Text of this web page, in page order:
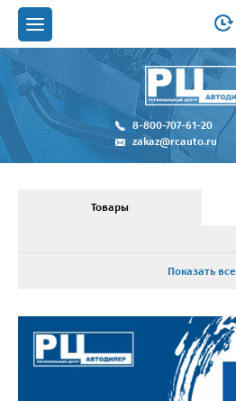
8-800-707-61-20
zakaz@rcauto.ru
Товары
Показать все